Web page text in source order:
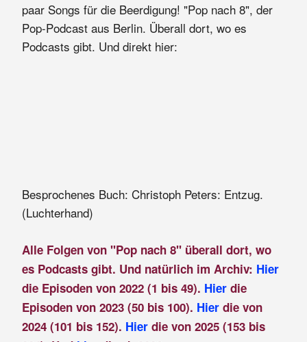
paar Songs für die Beerdigung! "Pop nach 8", der
Pop-Podcast aus Berlin. Überall dort, wo es
Podcasts gibt. Und direkt hier:
Besprochenes Buch: Christoph Peters: Entzug.
(Luchterhand)
Alle Folgen von "Pop nach 8" überall dort, wo
es Podcasts gibt. Und natürlich im Archiv: Hier
die Episoden von 2022 (1 bis 49). Hierdie
Episoden von 2023 (50 bis 100). Hier die von
2024 (101 bis 152). Hier die von 2025 (153 bis